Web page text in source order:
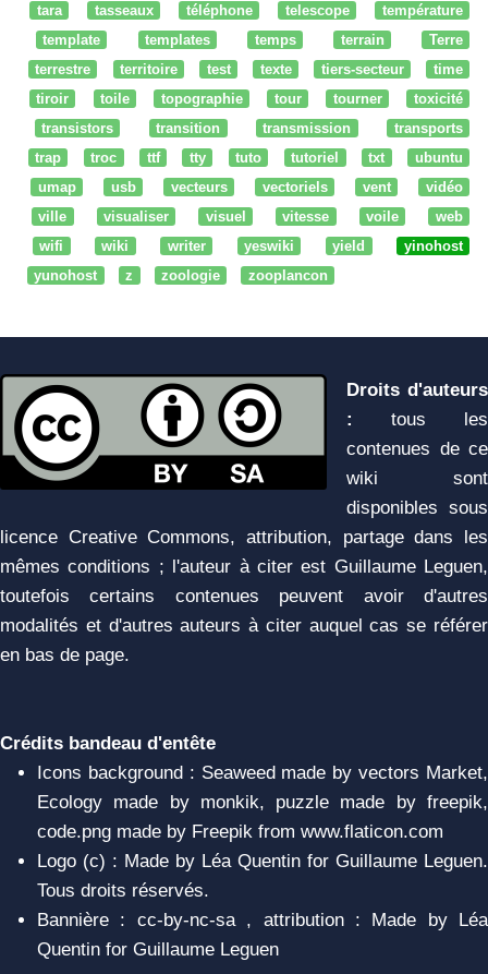
tara
tasseaux téléphone telescope
température
template
templates temps terrain
Terre
terrestre
territoire test texte tiers-secteur
time
tiroir
toile topographie tour tourner
toxicité
transistors
transition transmission
transports
trap
troc ttf tty tuto tutoriel txt
ubuntu
umap
usb vecteurs vectoriels vent
vidéo
ville
visualiser visuel vitesse voile
web
wifi
wiki writer yeswiki yield
yinohost
yunohost
z zoologie zooplancon
Droits d'auteurs
:
tous les
contenues de ce
wiki sont
disponibles sous
licence Creative Commons, attribution, partage dans les
mêmes conditions ; l'auteur à citer est Guillaume Leguen,
toutefois certains contenues peuvent avoir d'autres
modalités et d'autres auteurs à citer auquel cas se référer
en bas de page.
Crédits bandeau d'entête
Icons background : Seaweed made by vectors Market,
Ecology made by monkik, puzzle made by freepik,
code.png made by Freepik from www.flaticon.com
Logo (c) : Made by Léa Quentin for Guillaume Leguen.
Tous droits réservés.
Bannière : cc-by-nc-sa , attribution : Made by Léa
Quentin for Guillaume Leguen